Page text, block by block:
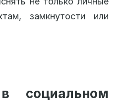
замкнутости или
социальном